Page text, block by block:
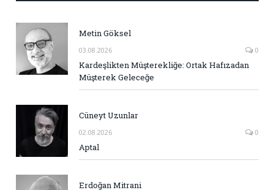
Metin Göksel
03.08.2026 0
Kardeşlikten Müşterekliğe: Ortak Hafızadan
Müşterek Geleceğe
Cüneyt Uzunlar
02.08.2026 0
Aptal
Erdoğan Mitrani